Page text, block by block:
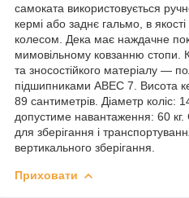
самоката використовується
кермі або заднє гальмо, в
колесом. Дека має наждачне
мимовільному ковзанню стопи.
та зносостійкого матеріалу —
підшипниками АВЕС 7. Висота
89 сантиметрів. Діаметр коліс:
допустиме навантаження: 60 кг.
для зберігання і
вертикального зберігання.
Приховати